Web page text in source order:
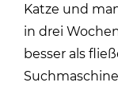
Katze und
in drei
besser als